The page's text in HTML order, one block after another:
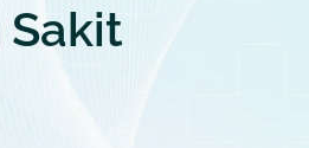
Sakit